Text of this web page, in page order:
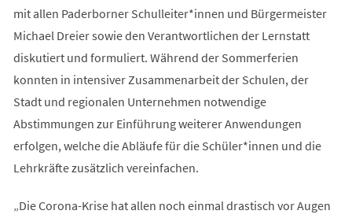
mit allen Paderborner Schulleiter*innen und Bürgermeister
Michael Dreier sowie den Verantwortlichen der Lernstatt
diskutiert und formuliert. Während der Sommerferien
konnten in intensiver Zusammenarbeit der Schulen, der
Stadt und regionalen Unternehmen notwendige
Abstimmungen zur Einführung weiterer Anwendungen
erfolgen, welche die Abläufe für die Schüler*innen und die
Lehrkräfte zusätzlich vereinfachen.
„Die Corona-Krise hat allen noch einmal drastisch vor Augen